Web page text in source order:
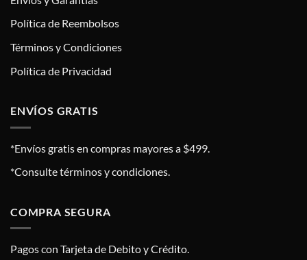
Política de Reembolsos
Términos y Condiciones
Política de Privacidad
ENVÍOS GRATIS
*Envíos gratis en compras mayores a $499.
*Consulte términos y condiciones.
COMPRA SEGURA
Pagos con Tarjeta de Debito y Crédito.